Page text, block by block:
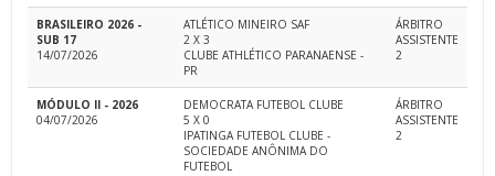
BRASILEIRO 2026 -
SUB 17
14/07/2026
ATLÉTICO MINEIRO SAF
2 X 3
CLUBE ATHLÉTICO PARANAENSE -
PR
ÁRBITRO
ASSISTENTE
2
MÓDULO II - 2026
04/07/2026
DEMOCRATA FUTEBOL CLUBE
5 X 0
IPATINGA FUTEBOL CLUBE -
SOCIEDADE ANÔNIMA DO
FUTEBOL
ÁRBITRO
ASSISTENTE
2